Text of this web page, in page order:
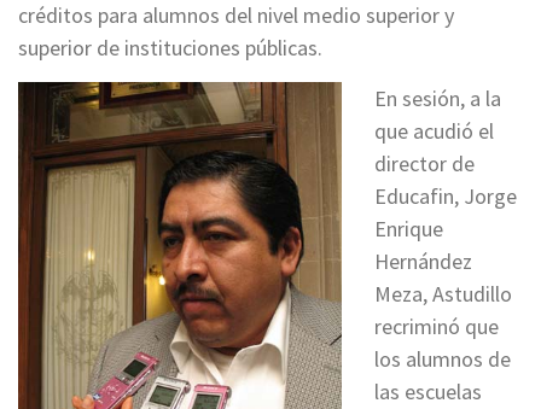
créditos para alumnos del nivel medio superior y
superior de instituciones públicas.
En sesión, a la
que acudió el
director de
Educafin, Jorge
Enrique
Hernández
Meza, Astudillo
recriminó que
los alumnos de
las escuelas